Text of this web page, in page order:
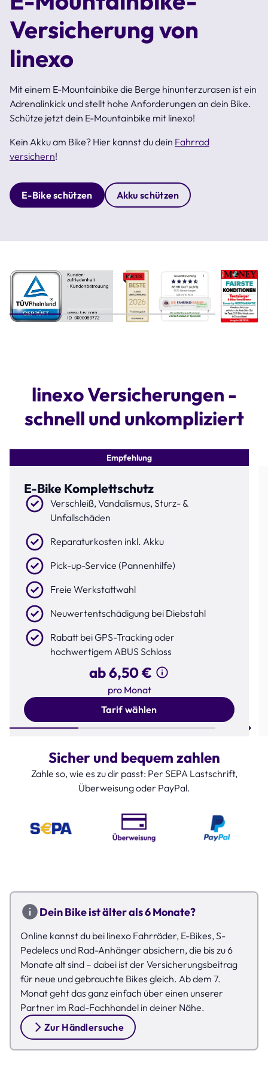
Versicherung von
linexo
Mit einem E-Mountainbike die Berge hinunterzurasen ist ein
Adrenalinkick und stellt hohe Anforderungen an dein Bike.
Schütze jetzt dein E-Mountainbike mit linexo!
Kein Akku am Bike? Hier kannst du dein Fahrrad
versichern!
E-Bike schützen Akku schützen
Step 1 of 4
linexo Versicherungen -
schnell und unkompliziert
Empfehlung
E-Bike Komplettschutz
Verschleiß, Vandalismus, Sturz- &
Unfallschäden
Reparaturkosten inkl. Akku
Pick-up-Service (Pannenhilfe)
Freie Werkstattwahl
Neuwertentschädigung bei Diebstahl
Rabatt bei GPS-Tracking oder
hochwertigem ABUS Schloss
ab 6,50 €
pro Monat
Tarif wählen
Sicher und bequem zahlen
Zahle so, wie es zu dir passt: Per SEPA Lastschrift,
Überweisung oder PayPal.
Dein Bike ist älter als 6 Monate?
Online kannst du bei linexo Fahrräder, E-Bikes, S-
Pedelecs und Rad-Anhänger absichern, die bis zu 6
Monate alt sind – dabei ist der Versicherungsbeitrag
für neue und gebrauchte Bikes gleich. Ab dem 7.
Monat geht das ganz einfach über einen unserer
Partner im Rad-Fachhandel in deiner Nähe.
Zur Händlersuche